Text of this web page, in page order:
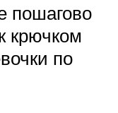
пошагово
крючком
по